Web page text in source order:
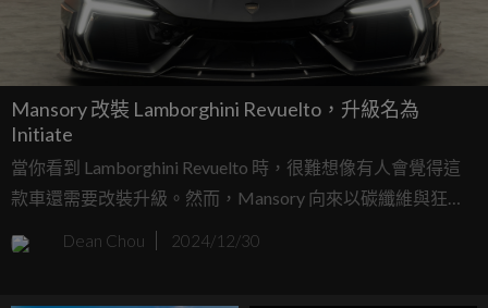
Mansory 改裝 Lamborghini Revuelto，升級名為
Initiate
當你看到 Lamborghini Revuelto 時，很難想像有人會覺得這
款車還需要改裝升級。然而，Mansory 向來以碳纖維與狂野
設計著稱，對任何車款從不手下留情，這次也不例外。
Mansory 的最新力作—Initiate，首次挑戰 Lamborghini 的插電
Dean Chou 2024/12/30